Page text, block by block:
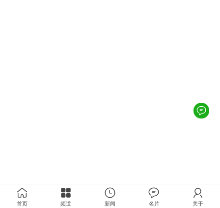
首页 频道 新闻 名片 关于